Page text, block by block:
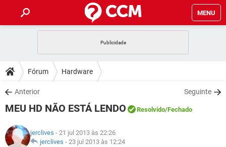
MENU
CELULAR
OUTLOOK
INSTAGRAM GMAIL
GUIA DE COMPRAS
DICAS
JOGOS
INSTAGRAM
DOWNLOADS
JOGOS WHATSAPP
CELULAR
OUTLOOK EXCEL
JOGOS
GLOSSÁRIO
Fórum Hardware
Anterior Seguinte
MEU HD NÃO ESTÁ LENDO Resolvido/Fechado
jerclives - 21 jul 2013 às 22:26
jerclives - 23 jul 2013 às 12:24